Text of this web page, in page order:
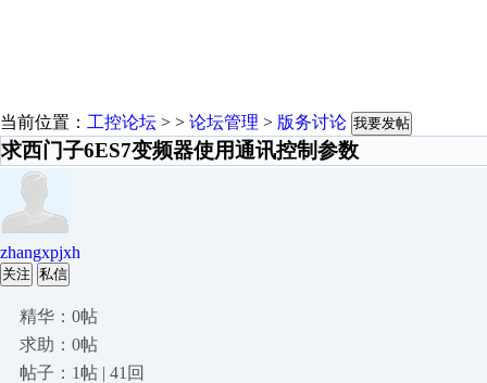
当前位置： 工控论坛 > > 论坛管理 > 版务讨论 我要发帖
求西门子6ES7变频器使用通讯控制参数
zhangxpjxh
关注 私信
精华：0帖
求助：0帖
帖子：1帖 | 41回